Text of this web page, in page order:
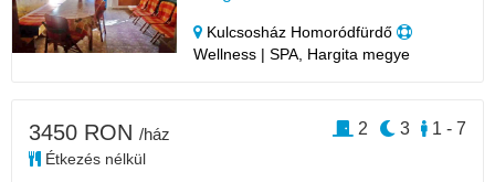
Kulcsosház Homoródfürdő
Wellness | SPA, Hargita megye
3450 RON /ház
Étkezés nélkül
1 - 7
3
2